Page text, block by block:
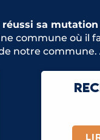
sa
commune où
notre commune.